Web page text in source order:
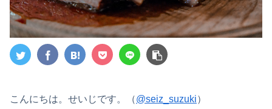
こんにちは。せいじです。（@seiz_suzuki）